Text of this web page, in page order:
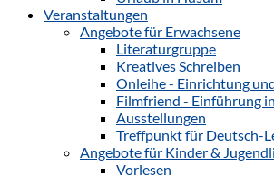
Veranstaltungen
Angebote für Erwachsene
Literaturgruppe
Kreatives Schreiben
Onleihe - Einrichtung
Filmfriend - Einführung
Ausstellungen
Treffpunkt für Deutsch-
Angebote für Kinder &
Vorlesen